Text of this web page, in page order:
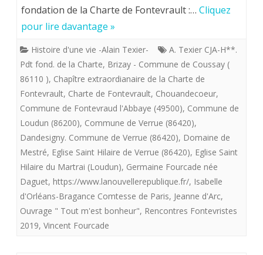
.
Travaux
des
Champs
à
(86110
COUSSAY)
probablement
au
2019.
et
voyez
les
petits
blancs
déposés
sur
fondation de la Charte de Fontevrault :… Cliquez
pour lire davantage »
Histoire d'une vie -Alain Texier-
A. Texier CJA-H**.
Pdt fond. de la Charte, Brizay - Commune de Coussay (
86110 ), Chapître extraordianaire de la Charte de
Fontevrault, Charte de Fontevrault, Chouandecoeur,
Commune de Fontevraud l'Abbaye (49500), Commune de
Loudun (86200), Commune de Verrue (86420),
Dandesigny. Commune de Verrue (86420), Domaine de
Mestré, Eglise Saint Hilaire de Verrue (86420), Eglise Saint
Hilaire du Martrai (Loudun), Germaine Fourcade née
Daguet, https://www.lanouvellerepublique.fr/, Isabelle
d'Orléans-Bragance Comtesse de Paris, Jeanne d'Arc,
Ouvrage " Tout m'est bonheur", Rencontres Fontevristes
2019, Vincent Fourcade